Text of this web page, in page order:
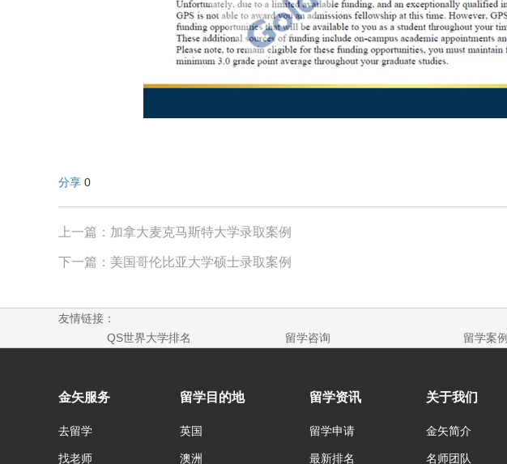
分享 0
上一篇：加拿大麦克马斯特大学录取案例
下一篇：美国哥伦比亚大学硕士录取案例
友情链接：
QS世界大学排名
留学咨询 留学案例
金矢服务
去留学
找老师
留学目的地
英国
澳洲
留学资讯
留学申请
最新排名
关于我们
金矢简介
名师团队